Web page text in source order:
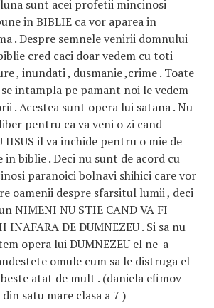
sunt acei profetii mincinosi
in BIBLIE ca vor aparea in
. Despre semnele venirii domnului
cred caci doar vedem cu toti
, inundati , dusmanie ,crime . Toate
intampla pe pamant noi le vedem
. Acestea sunt opera lui satana . Nu
pentru ca va veni o zi cand
IISUS il va inchide pentru o mie de
in biblie . Deci nu sunt de acord cu
paranoici bolnavi shihici care vor
oamenii despre sfarsitul lumii , deci
NIMENI NU STIE CAND VA FI
INAFARA DE DUMNEZEU . Si sa nu
opera lui DUMNEZEU el ne-a
omule cum sa le distruga el
atat de mult . (daniela efimov
satu mare clasa a 7 )